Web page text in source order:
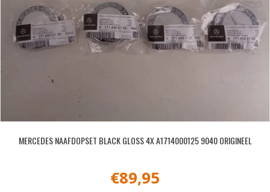
MERCEDES NAAFDOPSET BLACK GLOSS 4X A1714000125 9040 ORIGINEEL
€89,95